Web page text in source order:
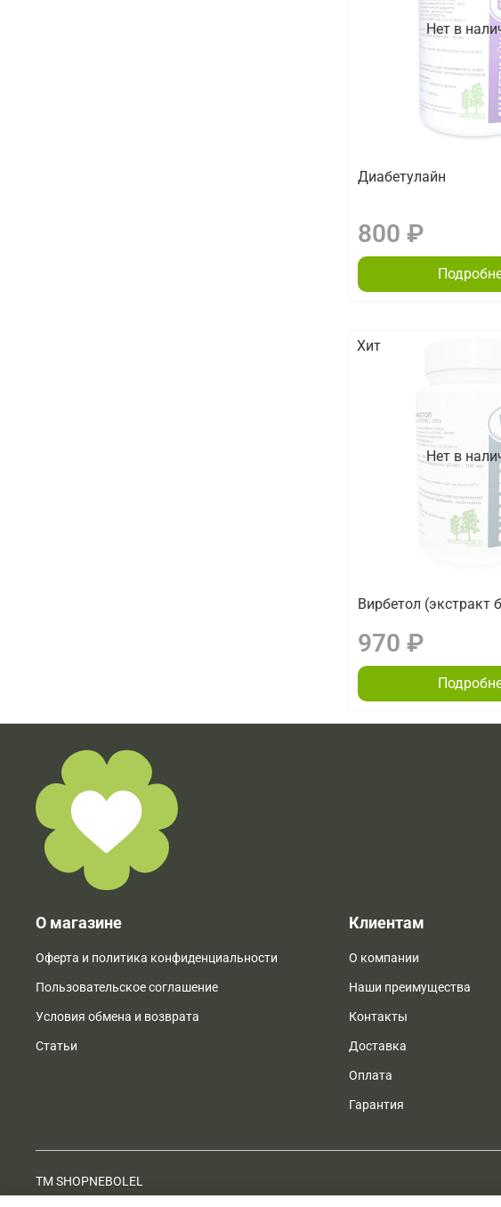
Нет в
Диабетулайн
800 ₽
Нет в
Хит
Вирбетол (экстракт
970 ₽
О магазине
Оферта и политика конфиденциальности
Пользовательское соглашение
Условия обмена и возврата
Статьи
Клиентам
О компании
Наши преимущества
Контакты
Доставка
Оплата
Гарантия
ТМ SHOPNEBOLEL